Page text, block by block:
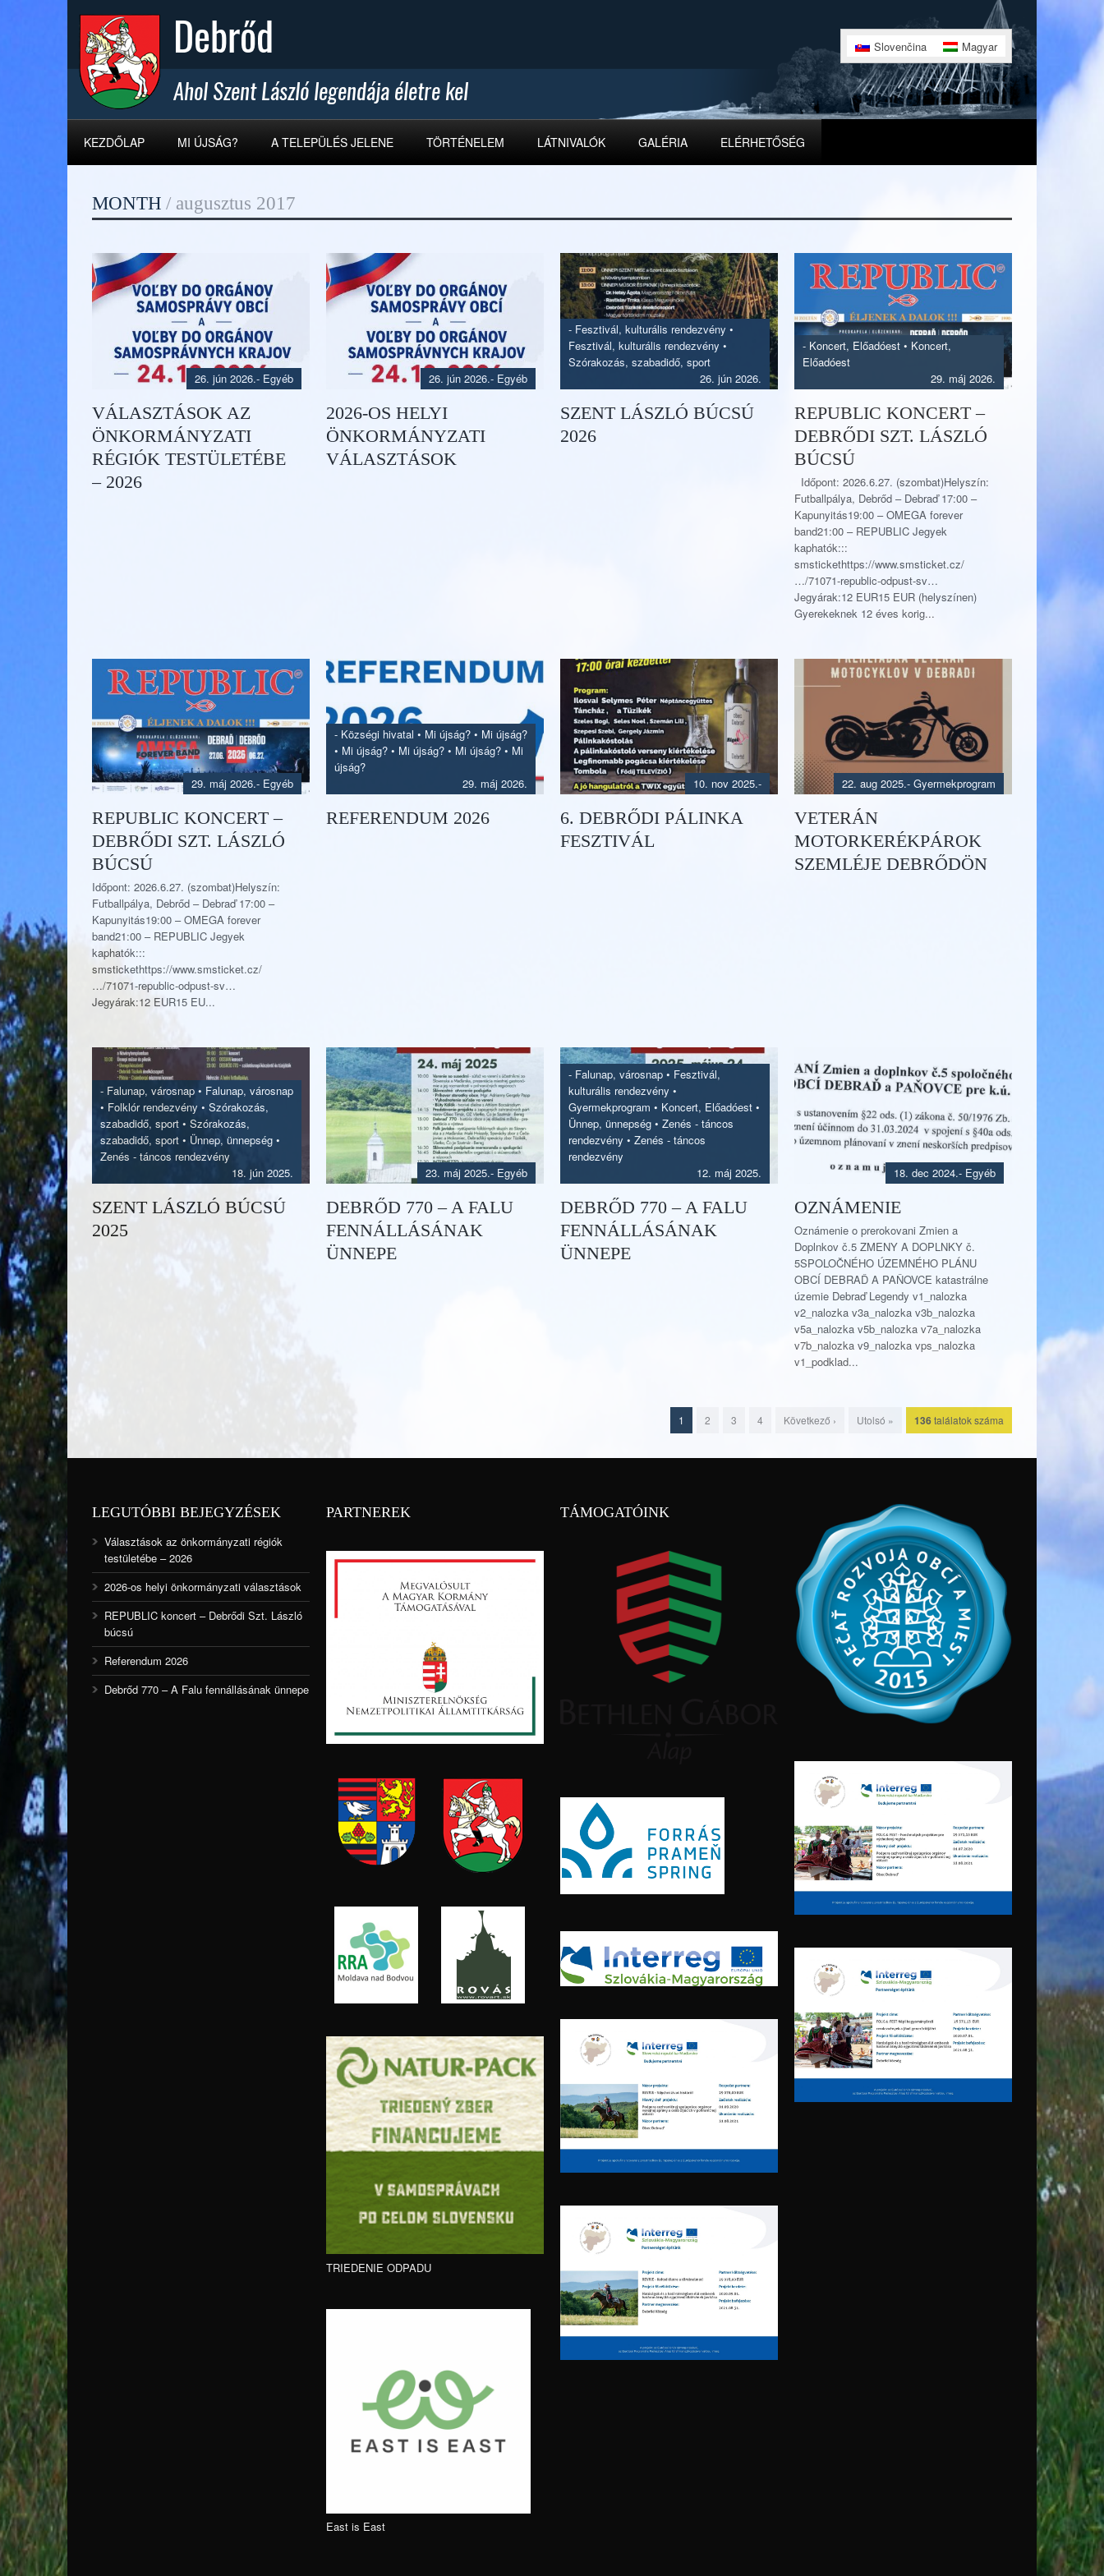
Slovenčina Magyar
KEZDŐLAP MI ÚJSÁG? A TELEPÜLÉS JELENE TÖRTÉNELEM LÁTNIVALÓK GALÉRIA ELÉRHETŐSÉG
MONTH / augusztus 2017
- Egyéb
26. jún 2026.
VÁLASZTÁSOK AZ
ÖNKORMÁNYZATI
RÉGIÓK TESTÜLETÉBE
– 2026
- Egyéb
26. jún 2026.
2026-OS HELYI
ÖNKORMÁNYZATI
VÁLASZTÁSOK
- Fesztivál, kulturális rendezvény •
Fesztivál, kulturális rendezvény •
Szórakozás, szabadidő, sport
26. jún 2026.
SZENT LÁSZLÓ BÚCSÚ
2026
- Koncert, Előadóest • Koncert,
Előadóest
29. máj 2026.
REPUBLIC KONCERT –
DEBRŐDI SZT. LÁSZLÓ
BÚCSÚ
Időpont: 2026.6.27. (szombat)Helyszín:
Futballpálya, Debrőd – Debraď 17:00 –
Kapunyitás19:00 – OMEGA forever
band21:00 – REPUBLIC Jegyek
kaphatók:::
smstickethttps://www.smsticket.cz/
…/71071-republic-odpust-sv…
Jegyárak:12 EUR15 EUR (helyszínen)
Gyerekeknek 12 éves korig...
- Egyéb
29. máj 2026.
REPUBLIC KONCERT –
DEBRŐDI SZT. LÁSZLÓ
BÚCSÚ
Időpont: 2026.6.27. (szombat)Helyszín:
Futballpálya, Debrőd – Debraď 17:00 –
Kapunyitás19:00 – OMEGA forever
band21:00 – REPUBLIC Jegyek
kaphatók:::
smstickethttps://www.smsticket.cz/
…/71071-republic-odpust-sv…
Jegyárak:12 EUR15 EU...
- Községi hivatal • Mi újság? • Mi újság?
• Mi újság? • Mi újság? • Mi újság? • Mi
újság?
29. máj 2026.
REFERENDUM 2026
-
10. nov 2025.
6. DEBRŐDI PÁLINKA
FESZTIVÁL
- Gyermekprogram
22. aug 2025.
VETERÁN
MOTORKERÉKPÁROK
SZEMLÉJE DEBRŐDÖN
- Falunap, városnap • Falunap, városnap
• Folklór rendezvény • Szórakozás,
szabadidő, sport • Szórakozás,
szabadidő, sport • Ünnep, ünnepség •
Zenés - táncos rendezvény
18. jún 2025.
SZENT LÁSZLÓ BÚCSÚ
2025
- Egyéb
23. máj 2025.
DEBRŐD 770 – A FALU
FENNÁLLÁSÁNAK
ÜNNEPE
- Falunap, városnap • Fesztivál,
kulturális rendezvény •
Gyermekprogram • Koncert, Előadóest •
Ünnep, ünnepség • Zenés - táncos
rendezvény • Zenés - táncos
rendezvény
12. máj 2025.
DEBRŐD 770 – A FALU
FENNÁLLÁSÁNAK
ÜNNEPE
- Egyéb
18. dec 2024.
OZNÁMENIE
Oznámenie o prerokovani Zmien a
Doplnkov č.5 ZMENY A DOPLNKY č.
5SPOLOČNÉHO ÚZEMNÉHO PLÁNU
OBCÍ DEBRAĎ A PAŇOVCE katastrálne
územie Debraď Legendy v1_nalozka
v2_nalozka v3a_nalozka v3b_nalozka
v5a_nalozka v5b_nalozka v7a_nalozka
v7b_nalozka v9_nalozka vps_nalozka
v1_podklad...
136 találatok száma
1 2 3 4 Következő › Utolsó »
LEGUTÓBBI BEJEGYZÉSEK
Választások az önkormányzati régiók
testületébe – 2026
2026-os helyi önkormányzati választások
REPUBLIC koncert – Debrődi Szt. László
búcsú
Referendum 2026
Debrőd 770 – A Falu fennállásának ünnepe
PARTNEREK
TRIEDENIE ODPADU
East is East
TÁMOGATÓINK